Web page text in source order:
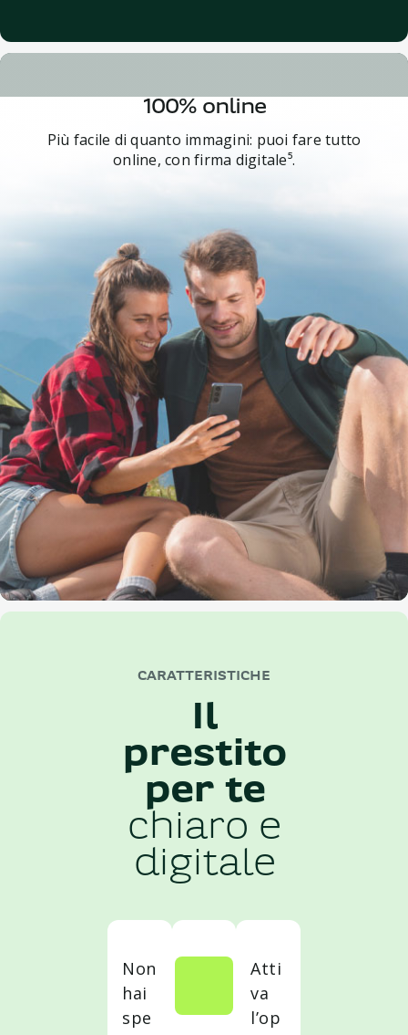
100% online
Più facile di quanto immagini: puoi fare tutto
online, con firma digitale⁵.
CARATTERISTICHE
Il
prestito
per te
chiaro e
digitale
Non
hai
spe
Atti
va
l’op